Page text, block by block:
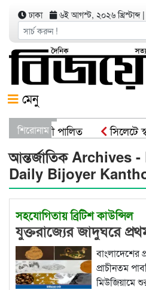
ঢাকা ৬ই আগস্ট, ২০২৬ খ্রিস্টাব্দ|
মেনু
শিরোনাম
কর্মসূচী পালিত
সিলেটে
সিসিকের পাঁচ
আন্তর্জাতিক Archives
Daily Bijoyer
সহযোগিতায় ব্রিটিশ কাউন্সিল
যুক্তরাজ্যের জাদুঘরে
বাংলাদেশি শিল্পী-সোমা
একক প্রদর্শনী
বাংলাদেশের
প্রাচীনতম
মিউজিয়ামে